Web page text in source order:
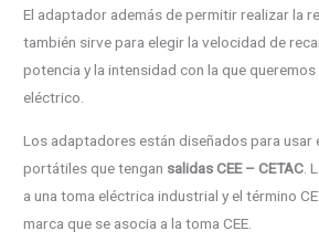
El adaptador además de permitir realizar la
también sirve para elegir la velocidad de
potencia y la intensidad con la que
eléctrico.
Los adaptadores están diseñados para usar
portátiles que tengan salidas CEE – CETAC .
a una toma eléctrica industrial y el término
marca que se asocia a la toma CEE.